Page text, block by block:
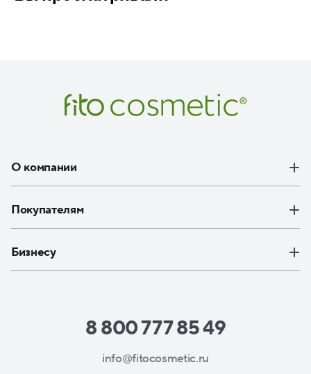
О компании
Покупателям
Бизнесу
8 800 777 85 49
info@fitocosmetic.ru